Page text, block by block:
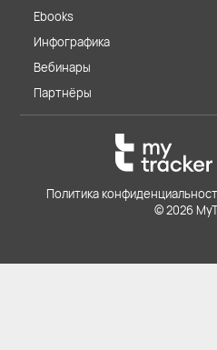
Ebooks
Инфографика
Вебинары
Партнёры
Политика
© 2026